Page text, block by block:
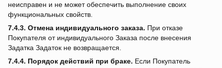
неисправен и не может обеспечить выполнение своих
функциональных свойств.
7.4.3. Отмена индивидуального заказа. При отказе
Покупателя от индивидуального Заказа после внесения
Задатка Задаток не возвращается.
7.4.4. Порядок действий при браке. Если Покупатель